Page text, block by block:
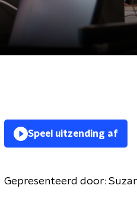
Speel uitzending af
Gepresenteerd door: